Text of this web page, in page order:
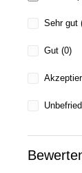
Sehr gut
Gut (0)